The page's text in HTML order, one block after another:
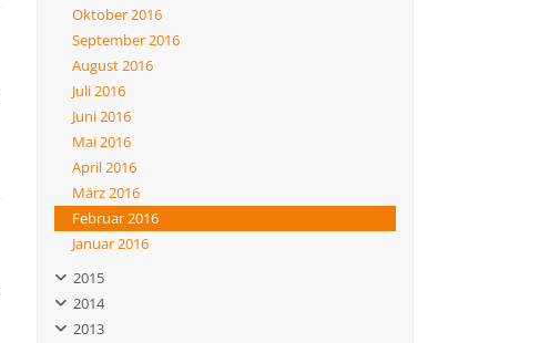
Oktober 2016
September 2016
August 2016
Juli 2016
Juni 2016
Mai 2016
April 2016
März 2016
Februar 2016
Januar 2016
2015
2014
2013